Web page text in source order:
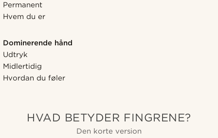
Permanent
Hvem du er
Dominerende hånd
Udtryk
Midlertidig
Hvordan du føler
HVAD BETYDER FINGRENE?
Den korte version